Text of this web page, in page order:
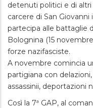
detenuti politici e di
carcere di San
partecipa alle battaglie
Bolognina (15
forze nazifasciste.
A novembre comincia
partigiana con
assassinii, deportazioni
Così la 7ª GAP, al